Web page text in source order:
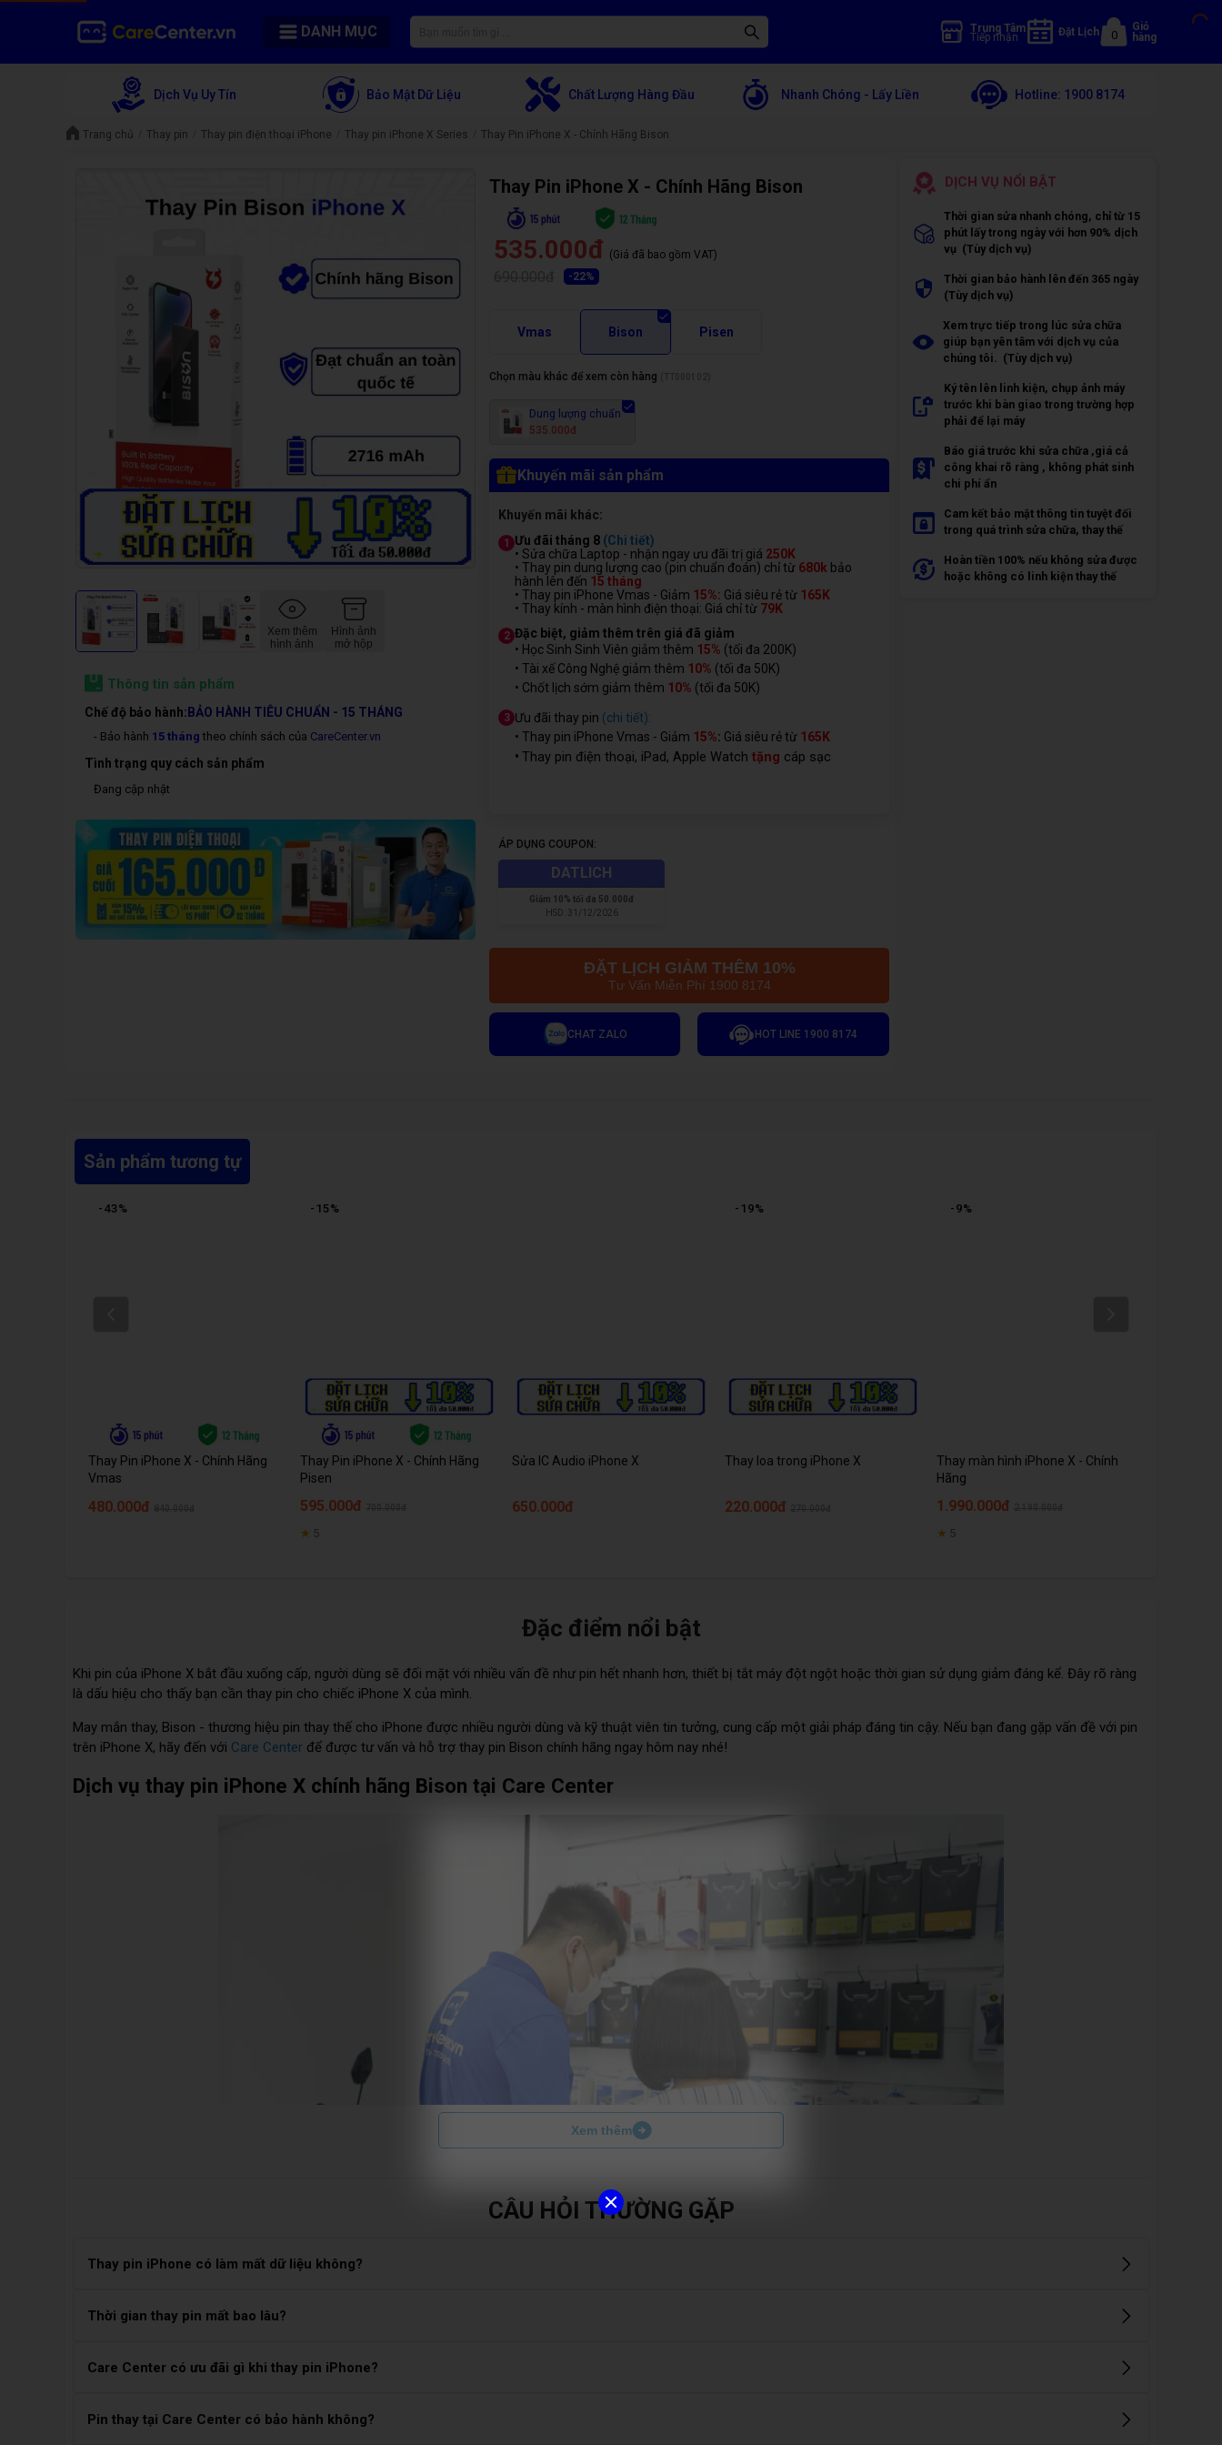
Trung Tâm
Tiếp nhận Đặt Lịch 0
Giỏ
hàng
DANH MỤC
Dịch Vụ Uy Tín Bảo Mật Dữ Liệu Chất Lượng Hàng Đầu Nhanh Chóng - Lấy Liền Hotline: 1900 8174
Trang chủ Thay pin Thay pin điện thoại iPhone Thay pin iPhone X Series Thay Pin iPhone X - Chính Hãng Bison
Xem thêm
hình ảnh
Hình ảnh
mở hộp
Thông tin sản phẩm
Chế độ bảo hành: BẢO HÀNH TIÊU CHUẨN - 15 THÁNG
- Bảo hành 15 tháng theo chính sách của CareCenter.vn
Tình trạng quy cách sản phẩm
Đang cập nhật
Thay Pin iPhone X - Chính Hãng Bison
535.000đ (Giá đã bao gồm VAT)
-22%
Vmas Bison Pisen
Chọn màu khác để xem còn hàng
Dung lượng chuẩn
535.000đ
Khuyến mãi sản phẩm
Khuyến mãi khác:
1 Ưu đãi tháng 8 (Chi tiết)
• Sửa chữa Laptop - nhận ngay ưu đãi trị giá 250K
• Thay pin dung lượng cao (pin chuẩn đoán) chỉ từ 680k bảo
hành lên đến 15 tháng
• Thay pin iPhone Vmas - Giảm 15%: Giá siêu rẻ từ 165K
• Thay kính - màn hình điện thoại: Giá chỉ từ 79K
2 Đặc biệt, giảm thêm trên giá đã giảm
• Học Sinh Sinh Viên giảm thêm 15% (tối đa 200K)
• Tài xế Công Nghệ giảm thêm 10% (tối đa 50K)
• Chốt lịch sớm giảm thêm 10% (tối đa 50K)
3 Ưu đãi thay pin (chi tiết):
• Thay pin iPhone Vmas - Giảm 15%: Giá siêu rẻ từ 165K
• Thay pin điện thoại, iPad, Apple Watch tặng cáp sạc
ÁP DỤNG COUPON:
DATLICH
Giảm 10% tối đa 50.000đ
HSD:
31/12/2026
ĐẶT LỊCH GIẢM THÊM 10%
Tư Vấn Miễn Phí 1900 8174
CHAT ZALO HOT LINE 1900 8174
DỊCH VỤ NỔI BẬT
Thời gian sửa nhanh chóng, chỉ từ 15
phút lấy trong ngày với hơn 90% dịch
vụ (Tùy dịch vụ)
Thời gian bảo hành lên đến 365 ngày
(Tùy dịch vụ)
Xem trực tiếp trong lúc sửa chữa
giúp bạn yên tâm với dịch vụ của
chúng tôi. (Tùy dịch vụ)
Ký tên lên linh kiện, chụp ảnh máy
trước khi bàn giao trong trường hợp
phải để lại máy
Báo giá trước khi sửa chữa ,giá cả
công khai rõ ràng , không phát sinh
chi phí ẩn
Cam kết bảo mật thông tin tuyệt đối
trong quá trình sửa chữa, thay thế
Hoàn tiền 100% nếu không sửa được
hoặc không có linh kiện thay thế
Sản phẩm tương tự
- 43%
Thay Pin iPhone X - Chính Hãng
Vmas
480.000đ
- 15%
Thay Pin iPhone X - Chính Hãng
Pisen
595.000đ
★ 5
Sửa IC Audio iPhone X
650.000đ
- 19%
Thay loa trong iPhone X
220.000đ
- 9%
Thay màn hình iPhone X - Chính
Hãng
1.990.000đ
★ 5
Đặc điểm nổi bật
Khi pin của iPhone X bắt đầu xuống cấp, người dùng sẽ đối mặt với nhiều vấn đề như pin hết nhanh hơn, thiết bị tắt máy đột ngột hoặc thời gian sử dụng giảm đáng kể. Đây rõ ràng
là dấu hiệu cho thấy bạn cần thay pin cho chiếc iPhone X của mình.
May mắn thay, Bison - thương hiệu pin thay thế cho iPhone được nhiều người dùng và kỹ thuật viên tin tưởng, cung cấp một giải pháp đáng tin cậy. Nếu bạn đang gặp vấn đề với pin
trên iPhone X, hãy đến với Care Center để được tư vấn và hỗ trợ thay pin Bison chính hãng ngay hôm nay nhé!
Dịch vụ thay pin iPhone X chính hãng Bison tại Care Center
Care Center tự hào cung cấp dịch vụthay pin iPhone X chính hãng Bison
Xem thêm
CÂU HỎI THƯỜNG GẶP
Thay pin iPhone có làm mất dữ liệu không?
Không. Quá trình thay pin không ảnh hưởng đến dữ liệu trên máy. Tuy nhiên, để đảm bảo an toàn tuyệt đối, khách hàng vẫn nên sao lưu dữ liệu trước khi mang máy đến.
Thời gian thay pin mất bao lâu?
Thay pin iPhone thường mất khoảng 30–60 phút, tùy vào dòng máy và tình trạng thực tế. Care Center luôn cố gắng hoàn thiện trong thời gian ngắn nhất có thể mà vẫn đảm bảo
Care Center có ưu đãi gì khi thay pin iPhone?
Thay pin iPhone chính hãng tại Care Center sẽ được đảm bảo hàng thật 100%. Cam kết đầy đủ giấy tờ chứng từ, xuất hoá đơn VAT cho khách hàng. Ngoài ra, khách hàng còn
được giảm giá tùy theo ưu đãi tháng.
Pin thay tại Care Center có bảo hành không?